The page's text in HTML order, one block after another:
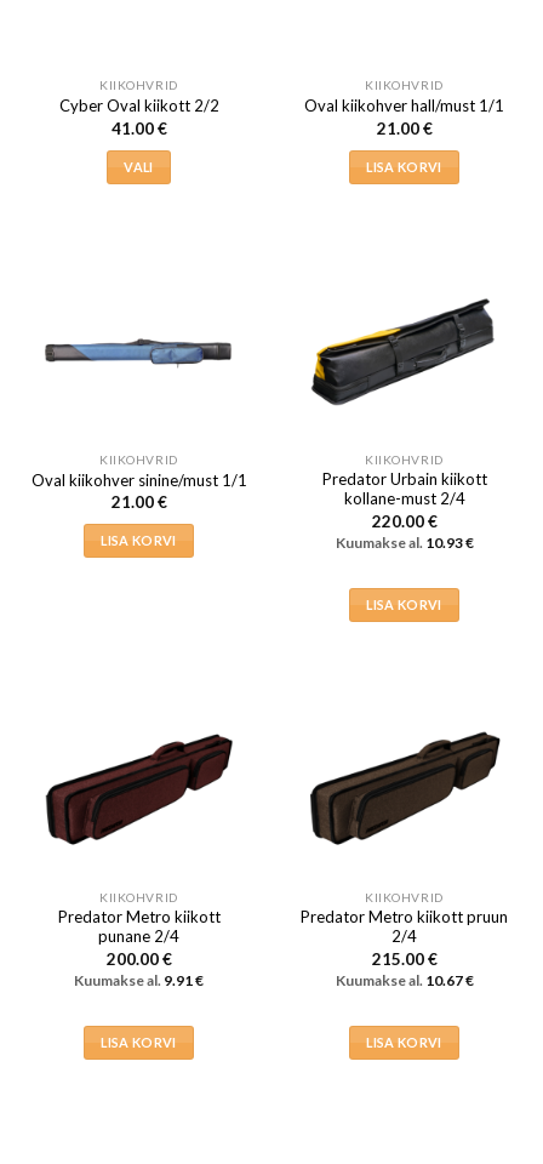
KIIKOHVRID
Cyber Oval kiikott 2/2
41.00€
VALI
saab
KIIKOHVRID
Oval kiikohver hall/must 1/1
21.00€
LISA KORVI
KIIKOHVRID
Oval kiikohver sinine/must 1/1
21.00€
LISA KORVI
KIIKOHVRID
Predator Urbain kiikott
kollane-must 2/4
220.00€
Kuumakse al. 10.93€
LISA KORVI
KIIKOHVRID
Predator Metro kiikott
punane 2/4
200.00€
Kuumakse al. 9.91 €
LISA KORVI
KIIKOHVRID
Predator Metro kiikott pruun
2/4
215.00€
Kuumakse al. 10.67€
LISA KORVI